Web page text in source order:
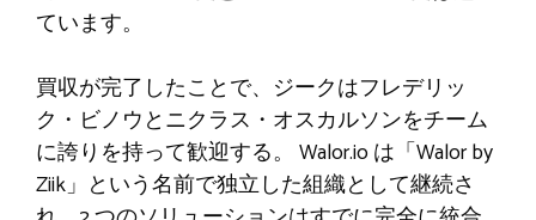
ています。
買収が完了したことで、ジークはフレデリッ
ク・ビノウとニクラス・オスカルソンをチーム
に誇りを持って歓迎する。 Walor.io は「Walor by
Ziik」という名前で独立した組織として継続さ